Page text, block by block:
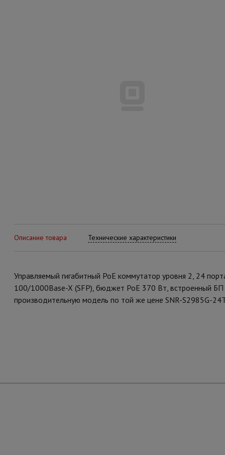
Описание товара Технические характеристики
Управляемый гигабитный PoE коммутатор уровня 2, 24
100/1000Base-X (SFP), бюджет PoE 370 Вт, встроенный
производительную модель по той же цене SNR-S2985G-